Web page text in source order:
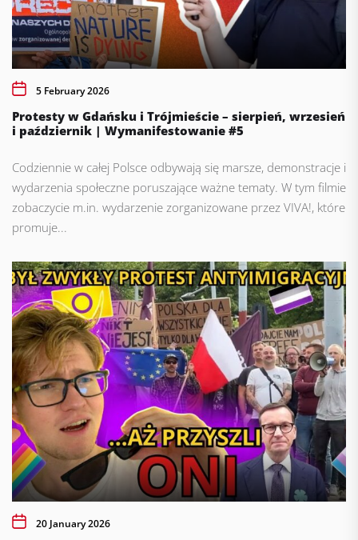
5 February 2026
Protesty w Gdańsku i Trójmieście – sierpień, wrzesień
i październik | Wymanifestowanie #5
Codziennie w całej Polsce odbywają się marsze, demonstracje i
wydarzenia społeczne poruszające ważne tematy. W tym filmie
zobaczycie m.in. wydarzenie zorganizowane przez VIVA!, które
promuje...
20 January 2026